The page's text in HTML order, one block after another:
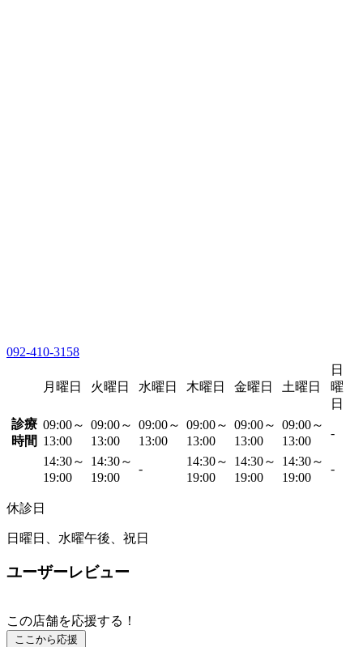
092-410-3158
月曜日 火曜日 水曜日 木曜日 金曜日 土曜日
日
曜
日
診療
時間
09:00～
13:00
09:00～
13:00
09:00～
13:00
09:00～
13:00
09:00～
13:00
09:00～
13:00
-
14:30～
19:00
14:30～
19:00
-
14:30～
19:00
14:30～
19:00
14:30～
19:00
-
休診日
日曜日、水曜午後、祝日
ユーザーレビュー
この店舗を応援する！
ここから応援